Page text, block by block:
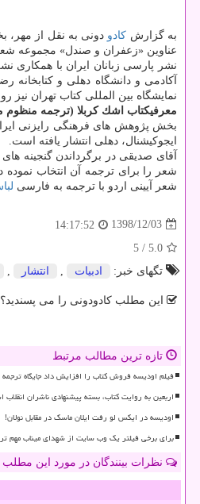
به گزارش كادو دونی به نقل از مهر،
عناوین «زعفران و صندل» مجموعه
نشر پارسی زبانان ایران با همكاری
نمایشگاه بین المللی كتاب تهران
معرفیكتاب اشك كربلا (ترجمه منظوم
بخش پژوهش های فرهنگی رایزنی
ایجوكیشنال، دهلی انتشار یافته است.
آقای صدیقی در برگرداندن گنجینه
شعر را برای ترجمه آن انتخاب
شعر آیینی اردو با ترجمه به فارسی
1398/12/03
14:17:52
5.0
/ 5
تگهای خبر:
ادبیات , انتشار ,
این مطلب کادودونی را می پسندید؟
تازه ترین مطالب مرتبط
فیلم اودیسه فروش کتاب را افزایش داد جایگاه
اربعین به روایت کتاب، بسته پیشنهادی ناشران
اودیسه در ایکس لو رفت ایلان ماسک در مقابل نولان!
برای برخی فیلتر یک وب سایت از شهدای میناب مهم
نظرات بینندگان در مورد این مطلب